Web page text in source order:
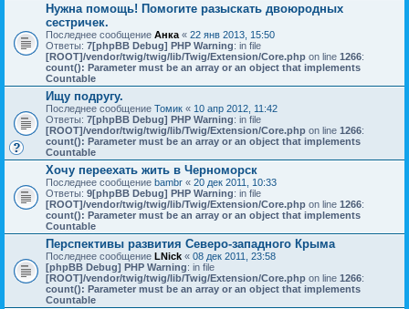
Нужна помощь! Помогите разыскать двоюродных
сестричек.
Последнее сообщение Анка « 22 янв 2013, 15:50
Ответы: 7[phpBB Debug] PHP Warning: in file
[ROOT]/vendor/twig/twig/lib/Twig/Extension/Core.php on line 1266:
count(): Parameter must be an array or an object that implements
Countable
Ищу подругу.
Последнее сообщение Томик « 10 апр 2012, 11:42
Ответы: 7[phpBB Debug] PHP Warning: in file
[ROOT]/vendor/twig/twig/lib/Twig/Extension/Core.php on line 1266:
count(): Parameter must be an array or an object that implements
Countable
Хочу переехать жить в Черноморск
Последнее сообщение bambr « 20 дек 2011, 10:33
Ответы: 9[phpBB Debug] PHP Warning: in file
[ROOT]/vendor/twig/twig/lib/Twig/Extension/Core.php on line 1266:
count(): Parameter must be an array or an object that implements
Countable
Перспективы развития Северо-западного Крыма
Последнее сообщение LNick « 08 дек 2011, 23:58
[phpBB Debug] PHP Warning: in file
[ROOT]/vendor/twig/twig/lib/Twig/Extension/Core.php on line 1266:
count(): Parameter must be an array or an object that implements
Countable